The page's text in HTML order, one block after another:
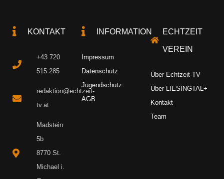
KONTAKT
+43 720
515 285
redaktion@echtzeit-
tv.at
Madstein
5b
8770 St.
Michael i.
INFORMATION
Impressum
Datenschutz
Jugendschutz
AGB
ECHTZEIT
VEREIN
Über Echtzeit-TV
Über LIESINGTAL+
Kontakt
Team